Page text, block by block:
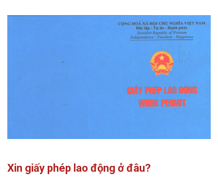
Xin giấy phép lao động ở đâu?